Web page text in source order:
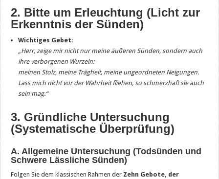
2. Bitte um Erleuchtung (Licht zur
Erkenntnis der Sünden)
Wichtiges Gebet:
„Herr, zeige mir nicht nur meine äußeren Sünden, sondern auch
ihre verborgenen Wurzeln:
meinen Stolz, meine Trägheit, meine ungeordneten Neigungen.
Lass mich nicht vor der Wahrheit fliehen, so schmerzhaft sie auch
sein mag.“
3. Gründliche Untersuchung
(Systematische Überprüfung)
A. Allgemeine Untersuchung (Todsünden und
Schwere Lässliche Sünden)
Folgen Sie dem klassischen Rahmen der Zehn Gebote, der